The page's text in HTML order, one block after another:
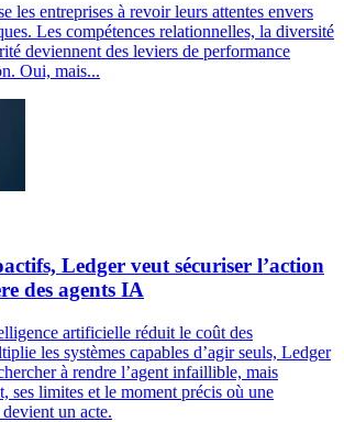
les entreprises à revoir leurs attentes envers
Les compétences relationnelles, la diversité
deviennent des leviers de performance
Oui, mais...
Ledger veut sécuriser l’action
des agents IA
artificielle réduit le coût des
les systèmes capables d’agir seuls, Ledger
à rendre l’agent infaillible, mais
ses limites et le moment précis où une
un acte.